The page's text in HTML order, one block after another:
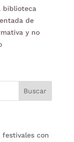
biblioteca
de
y no
con